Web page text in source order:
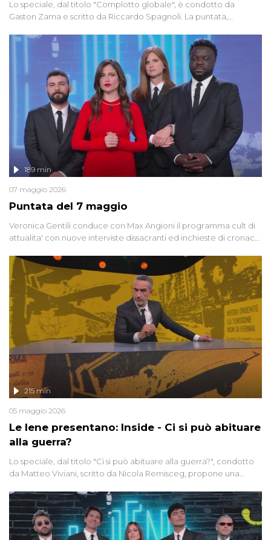
Lo speciale, dal titolo "Complotto globale", è condotto da
Gaston Zama e scritto da Riccardo Spagnoli. La puntata,
racconta l'universo delle narrazioni alternative, dei sospetti
globali e del complottismo che negli ultimi anni hanno invaso
social network, talk show, piazze digitali e immaginario collettivo.
Puntata del 7 maggio
189 min
07 maggio 2026
Veronica Gentili conduce con Max Angioni il programma cult di
attualita' con nuove interviste dissacranti ed inchieste di cronaca
Le Iene presentano: Inside - Ci si può abituare
alla guerra?
215 min
05 maggio 2026
Lo speciale, dal titolo "Ci si può abituare alla guerra?", condotto
da Matteo Viviani, scritto da Nicola Remisceg, propone una
di settore - su quanto la guerra sia diventata una realtà pervasiva.
Anche se l'Italia non è direttamente coinvolta in conflitti armati, il
contesto globale rende impossibile considerarla un fenomeno
lontano.